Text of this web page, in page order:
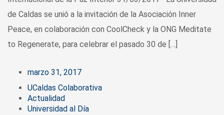
de Caldas se unió a la invitación de la Asociación Inner
Peace, en colaboración con CoolCheck y la ONG Meditate
to Regenerate, para celebrar el pasado 30 de […]
marzo 31, 2017
UCaldas Colaborativa
Actualidad
Universidad al Día